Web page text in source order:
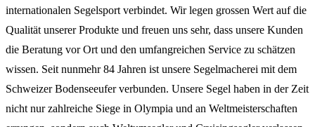
internationalen Segelsport verbindet. Wir legen grossen Wert auf die
Qualität unserer Produkte und freuen uns sehr, dass unsere Kunden
die Beratung vor Ort und den umfangreichen Service zu schätzen
wissen. Seit nunmehr 84 Jahren ist unsere Segelmacherei mit dem
Schweizer Bodenseeufer verbunden. Unsere Segel haben in der Zeit
nicht nur zahlreiche Siege in Olympia und an Weltmeisterschaften